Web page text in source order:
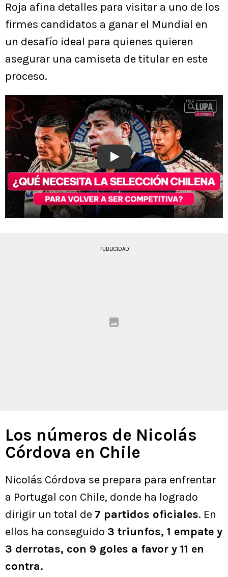
Roja afina detalles para visitar a uno de los
firmes candidatos a ganar el Mundial en
un desafío ideal para quienes quieren
asegurar una camiseta de titular en este
proceso.
Play
PUBLICIDAD
Los números de Nicolás
Córdova en Chile
Nicolás Córdova se prepara para enfrentar
a Portugal con Chile, donde ha logrado
dirigir un total de 7 partidos oficiales. En
ellos ha conseguido 3 triunfos, 1 empate y
3 derrotas, con 9 goles a favor y 11 en
contra.